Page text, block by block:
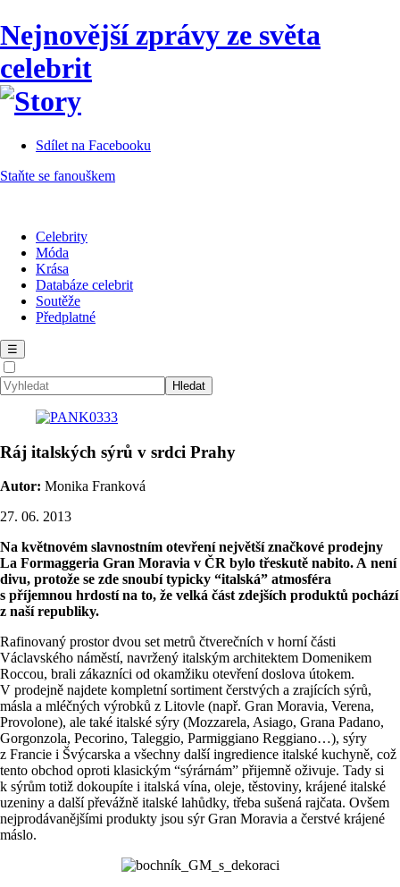
Nejnovější zprávy ze světa
celebrit
Sdílet na Facebooku
Staňte se fanouškem
Celebrity
Móda
Krása
Databáze celebrit
Soutěže
Předplatné
☰
Ráj italských sýrů v srdci Prahy
Autor: Monika Franková
27. 06. 2013
Na květnovém slavnostním otevření největší značkové prodejny
La Formaggeria Gran Moravia v ČR bylo třeskutě nabito. A není
divu, protože se zde snoubí typicky “italská” atmosféra
s příjemnou hrdostí na to, že velká část zdejších produktů pochází
z naší republiky.
Rafinovaný prostor dvou set metrů čtverečních v horní části
Václavského náměstí, navržený italským architektem Domenikem
Roccou, brali zákazníci od okamžiku otevření doslova útokem.
V prodejně najdete kompletní sortiment čerstvých a zrajících sýrů,
másla a mléčných výrobků z Litovle (např. Gran Moravia, Verena,
Provolone), ale také italské sýry (Mozzarela, Asiago, Grana Padano,
Gorgonzola, Pecorino, Taleggio, Parmiggiano Reggiano…), sýry
z Francie i Švýcarska a všechny další ingredience italské kuchyně, což
tento obchod oproti klasickým “sýrárnám” přijemně oživuje. Tady si
k sýrům totiž dokoupíte i italská vína, oleje, těstoviny, krájené italské
uzeniny a další převážně italské lahůdky, třeba sušená rajčata. Ovšem
nejprodávanějšími produkty jsou sýr Gran Moravia a čerstvé krájené
máslo.